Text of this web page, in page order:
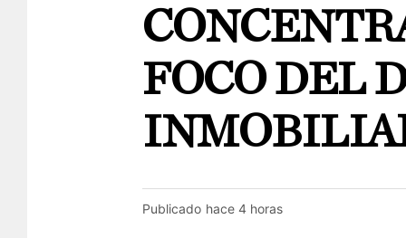
FOCO DEL
Publicado hace 4 horas